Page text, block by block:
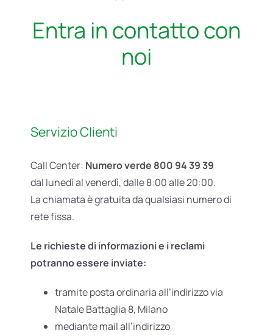
Entra in contatto con
noi
Servizio Clienti
Call Center: Numero verde 800 94 39 39
dal lunedì al venerdì, dalle 8:00 alle 20:00.
La chiamata è gratuita da qualsiasi numero di
rete fissa.
Le richieste di informazioni e i reclami
potranno essere inviate:
tramite posta ordinaria all’indirizzo via
Natale Battaglia 8, Milano
mediante mail all’indirizzo